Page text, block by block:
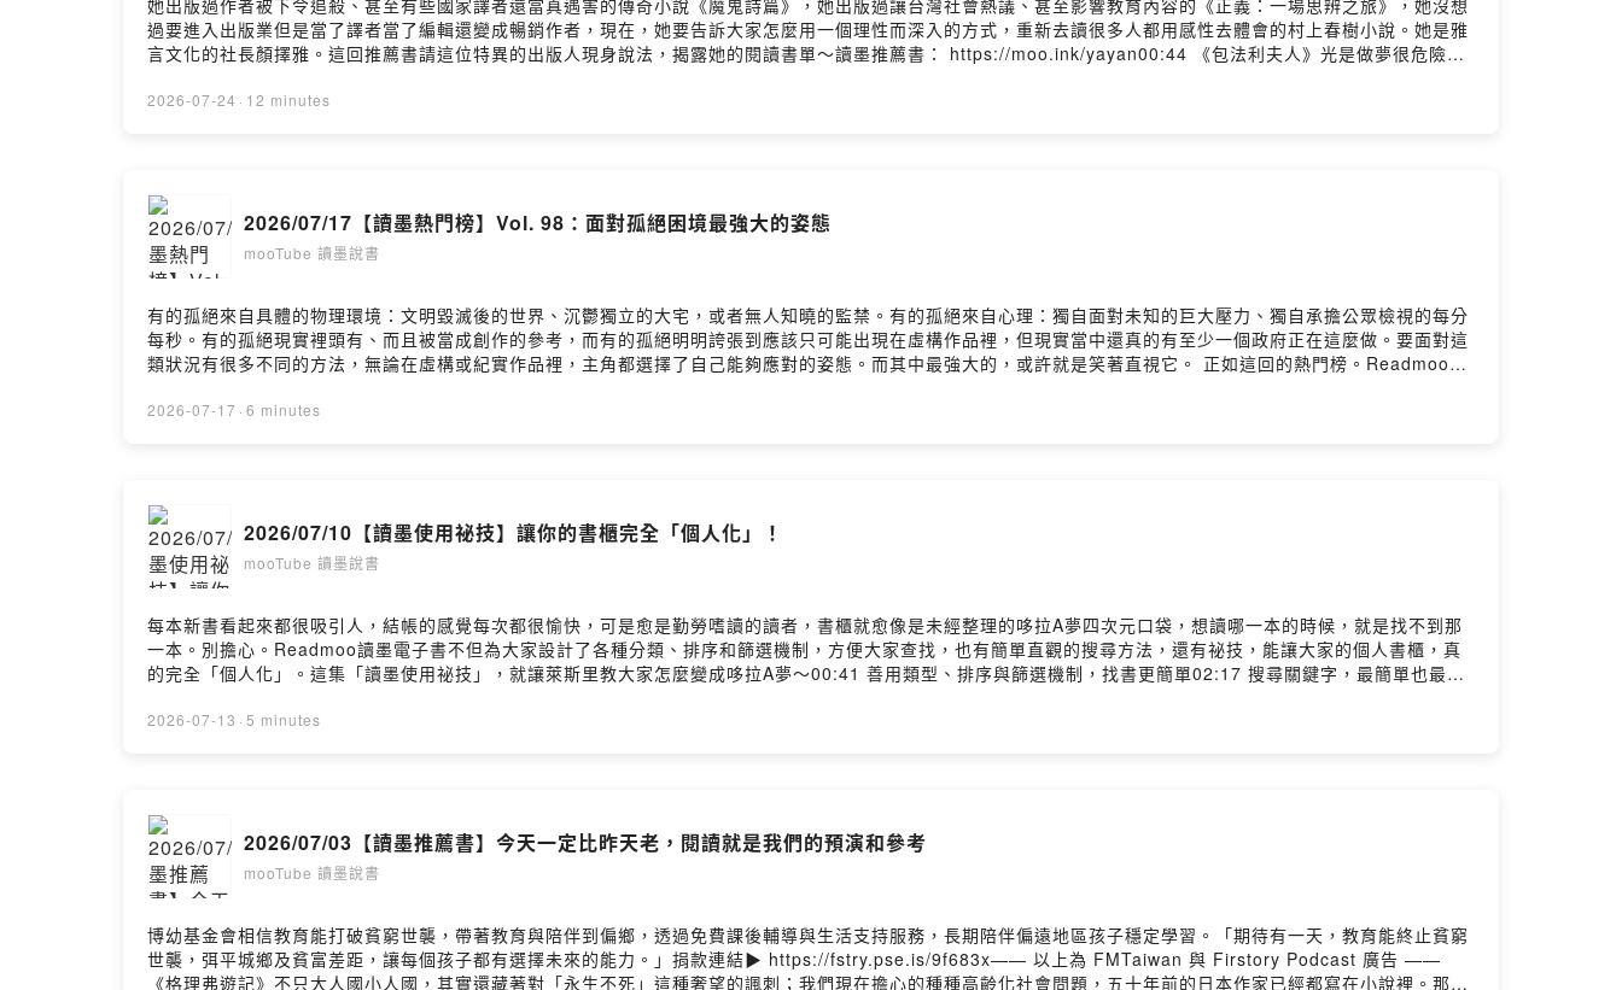
她出版過作者被下令追殺、甚至有些國家譯者還當真遇害的傳奇小說《魔鬼詩篇》，她出版過讓台灣社會熱議、甚至影響教育內容的《正義：一場思辨之旅》，她沒想
過要進入出版業但是當了譯者當了編輯還變成暢銷作者，現在，她要告訴大家怎麼用一個理性而深入的方式，重新去讀很多人都用感性去體會的村上春樹小說。她是雅
言文化的社長顏擇雅。這回推薦書請這位特異的出版人現身說法，揭露她的閱讀書單～讀墨推薦書： https://moo.ink/yayan00:44 《包法利夫人》光是做夢很危險
麼多本契訶夫，《未婚妻》為什麼最驚悚？05:46 《正義：一場思辨之旅》開啟的與應該補足的08:29 《如何減少孤獨一點點》另一種閱讀村上春樹的角度Powered
2026-07-24 · 12 minutes
2026/07/17【讀墨熱門榜】Vol. 98：面對孤絕困境最強大的姿態
mooTube 讀墨說書
有的孤絕來自具體的物理環境：文明毀滅後的世界、沉鬱獨立的大宅，或者無人知曉的監禁。有的孤絕來自心理：獨自面對未知的巨大壓力、獨自承擔公眾檢視的每分
每秒。有的孤絕現實裡頭有、而且被當成創作的參考，而有的孤絕明明誇張到應該只可能出現在虛構作品裡，但現實當中還真的有至少一個政府正在這麼做。要面對這
類狀況有很多不同的方法，無論在虛構或紀實作品裡，主角都選擇了自己能夠應對的姿態。而其中最強大的，或許就是笑著直視它。 正如這回的熱門榜。Readmoo讀
自面對，因為《沒人會回來救我們》03:29 現實裡的反烏托邦國度：《飛吧，鴻！》04:36 聚光燈下有多孤獨？《獨斷與偏見》05:32 幽默是最強大的對抗武器：《帶
2026-07-17 · 6 minutes
2026/07/10【讀墨使用祕技】讓你的書櫃完全「個人化」！
mooTube 讀墨說書
每本新書看起來都很吸引人，結帳的感覺每次都很愉快，可是愈是勤勞嗜讀的讀者，書櫃就愈像是未經整理的哆拉A夢四次元口袋，想讀哪一本的時候，就是找不到那
一本。別擔心。Readmoo讀墨電子書不但為大家設計了各種分類、排序和篩選機制，方便大家查找，也有簡單直觀的搜尋方法，還有祕技，能讓大家的個人書櫃，真
的完全「個人化」。這集「讀墨使用祕技」，就讓萊斯里教大家怎麼變成哆拉A夢～00:41 善用類型、排序與篩選機制，找書更簡單02:17 搜尋關鍵字，最簡單也最直
2026-07-13 · 5 minutes
2026/07/03【讀墨推薦書】今天一定比昨天老，閱讀就是我們的預演和參考
mooTube 讀墨說書
博幼基金會相信教育能打破貧窮世襲，帶著教育與陪伴到偏鄉，透過免費課後輔導與生活支持服務，長期陪伴偏遠地區孩子穩定學習。「期待有一天，教育能終止貧窮
世襲，弭平城鄉及貧富差距，讓每個孩子都有選擇未來的能力。」捐款連結▶️ https://fstry.pse.is/9f683x—— 以上為 FMTaiwan 與 Firstory Podcast 廣告 ——
《格理弗遊記》不只大人國小人國，其實還藏著對「永生不死」這種奢望的諷刺；我們現在擔心的種種高齡化社會問題，五十年前的日本作家已經都寫在小說裡。那